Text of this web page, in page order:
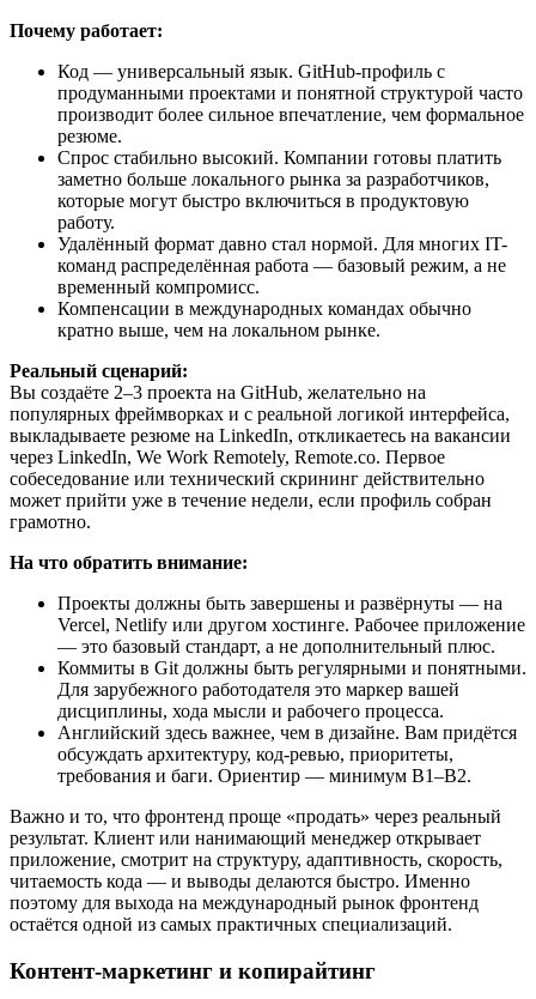
Почему работает:
Код — универсальный язык. GitHub-профиль с
продуманными проектами и понятной структурой часто
производит более сильное впечатление, чем формальное
резюме.
Спрос стабильно высокий. Компании готовы платить
заметно больше локального рынка за разработчиков,
которые могут быстро включиться в продуктовую
работу.
Удалённый формат давно стал нормой. Для многих IT-
команд распределённая работа — базовый режим, а не
временный компромисс.
Компенсации в международных командах обычно
кратно выше, чем на локальном рынке.
Реальный сценарий:
Вы создаёте 2–3 проекта на GitHub, желательно на
популярных фреймворках и с реальной логикой интерфейса,
выкладываете резюме на LinkedIn, откликаетесь на вакансии
через LinkedIn, We Work Remotely, Remote.co. Первое
собеседование или технический скрининг действительно
может прийти уже в течение недели, если профиль собран
грамотно.
На что обратить внимание:
Проекты должны быть завершены и развёрнуты — на
Vercel, Netlify или другом хостинге. Рабочее приложение
— это базовый стандарт, а не дополнительный плюс.
Коммиты в Git должны быть регулярными и понятными.
Для зарубежного работодателя это маркер вашей
дисциплины, хода мысли и рабочего процесса.
Английский здесь важнее, чем в дизайне. Вам придётся
обсуждать архитектуру, код-ревью, приоритеты,
требования и баги. Ориентир — минимум B1–B2.
Важно и то, что фронтенд проще «продать» через реальный
результат. Клиент или нанимающий менеджер открывает
приложение, смотрит на структуру, адаптивность, скорость,
читаемость кода — и выводы делаются быстро. Именно
поэтому для выхода на международный рынок фронтенд
остаётся одной из самых практичных специализаций.
Контент-маркетинг и копирайтинг